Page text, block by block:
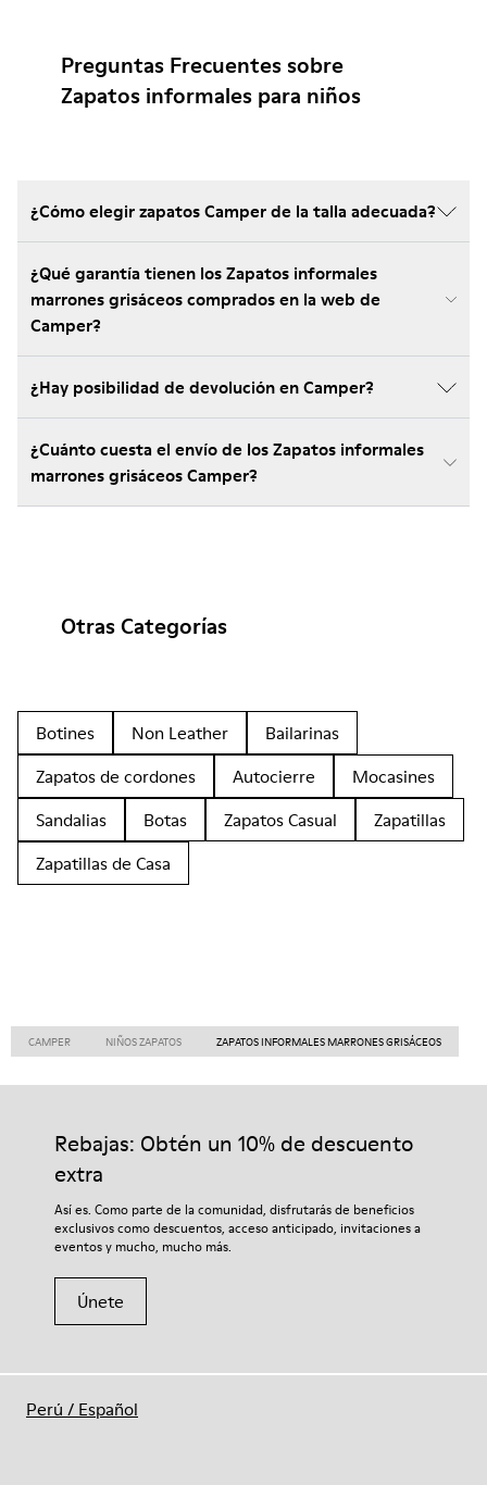
Preguntas Frecuentes sobre
Zapatos informales para niños
¿Cómo elegir zapatos Camper de la talla adecuada?
¿Qué garantía tienen los Zapatos informales
marrones grisáceos comprados en la web de
Camper?
¿Hay posibilidad de devolución en Camper?
¿Cuánto cuesta el envío de los Zapatos informales
marrones grisáceos Camper?
Otras Categorías
Botines Non Leather
Bailarinas
Zapatos de cordones
Autocierre
Mocasines
Sandalias
Botas Zapatos Casual
Zapatillas
Zapatillas de Casa
CAMPER NIÑOS ZAPATOS ZAPATOS INFORMALES MARRONES GRISÁCEOS
Rebajas: Obtén un 10% de descuento
extra
Así es. Como parte de la comunidad, disfrutarás de beneficios
exclusivos como descuentos, acceso anticipado, invitaciones a
eventos y mucho, mucho más.
Únete
Perú / Español